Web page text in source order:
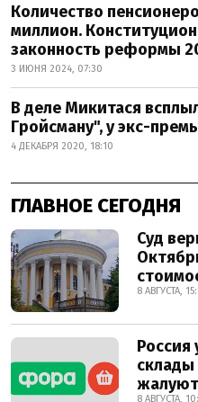
Количество
миллион.
законность реформы
3 ИЮНЯ 2024, 07:30
В деле Микитася
Гройсману", у экс-
4 ДЕКАБРЯ 2020, 18:10
ГЛАВНОЕ СЕГОДНЯ
Суд
8 АВГУСТА,
8 АВГУСТА,